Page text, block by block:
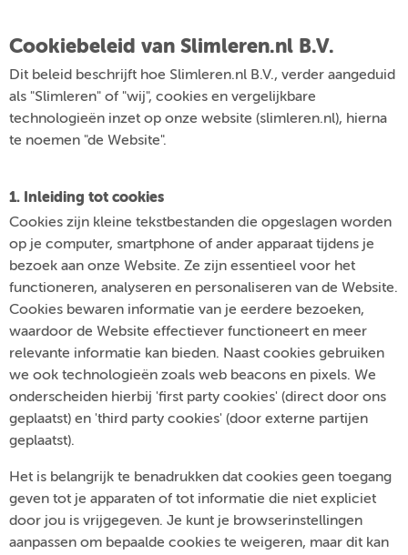
Cookiebeleid van Slimleren.nl B.V.
Dit beleid beschrijft hoe Slimleren.nl B.V., verder aangeduid
als "Slimleren" of "wij", cookies en vergelijkbare
technologieën inzet op onze website (slimleren.nl), hierna
te noemen "de Website".
1. Inleiding tot cookies
Cookies zijn kleine tekstbestanden die opgeslagen worden
op je computer, smartphone of ander apparaat tijdens je
bezoek aan onze Website. Ze zijn essentieel voor het
functioneren, analyseren en personaliseren van de Website.
Cookies bewaren informatie van je eerdere bezoeken,
waardoor de Website effectiever functioneert en meer
relevante informatie kan bieden. Naast cookies gebruiken
we ook technologieën zoals web beacons en pixels. We
onderscheiden hierbij 'first party cookies' (direct door ons
geplaatst) en 'third party cookies' (door externe partijen
geplaatst).
Het is belangrijk te benadrukken dat cookies geen toegang
geven tot je apparaten of tot informatie die niet expliciet
door jou is vrijgegeven. Je kunt je browserinstellingen
aanpassen om bepaalde cookies te weigeren, maar dit kan